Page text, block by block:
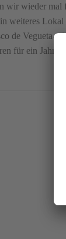
wir wieder mal
weiteres
de Vegueta-
für ein Jahr